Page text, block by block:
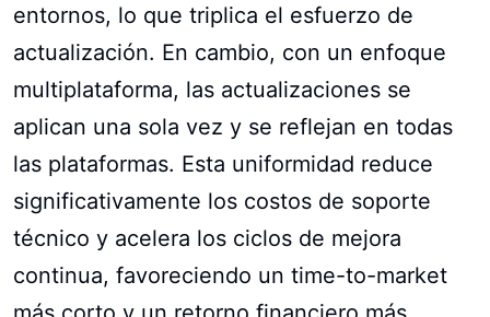
entornos, lo que triplica el esfuerzo de
actualización. En cambio, con un enfoque
multiplataforma, las actualizaciones se
aplican una sola vez y se reflejan en todas
las plataformas. Esta uniformidad reduce
significativamente los costos de soporte
técnico y acelera los ciclos de mejora
continua, favoreciendo un time-to-market